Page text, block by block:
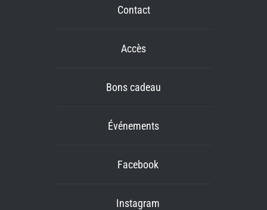
Contact
Accès
Bons cadeau
Événements
Facebook
Instagram